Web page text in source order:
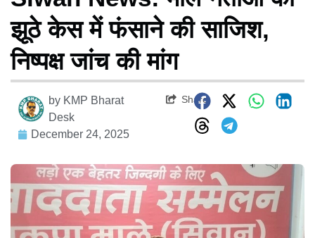
झूठे केस में फंसाने की साजिश,
निष्पक्ष जांच की मांग
by KMP Bharat
Desk
December 24, 2025
Share